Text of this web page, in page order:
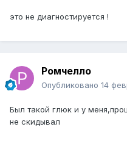
это не диагностируется !
Ромчелло
Опубликовано 14
Был такой глюк и у
не скидывал